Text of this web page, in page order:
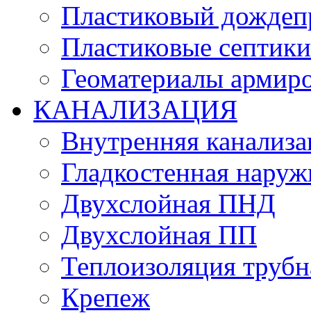
Пластиковый
Пластиковые септики
Геоматериалы
КАНАЛИЗАЦИЯ
Внутренняя
Гладкостенная
Двухслойная ПНД
Двухслойная ПП
Теплоизоляция
Крепеж